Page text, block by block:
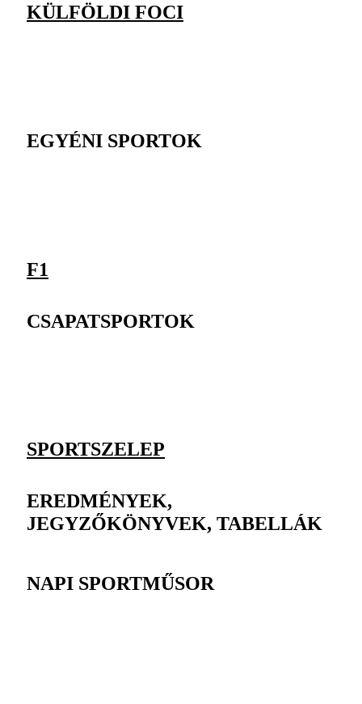
KÜLFÖLDI FOCI
EGYÉNI SPORTOK
F1
CSAPATSPORTOK
SPORTSZELEP
EREDMÉNYEK,
JEGYZŐKÖNYVEK, TABELLÁK
NAPI SPORTMŰSOR